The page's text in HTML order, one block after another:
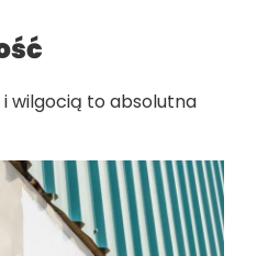
wilgocią to absolutna